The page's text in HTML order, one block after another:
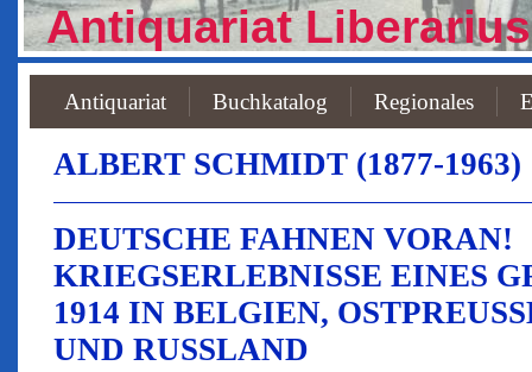
Antiquariat Liberarius
Antiquariat Buchkatalog Regionales
ALBERT SCHMIDT (1877-1963)
DEUTSCHE FAHNEN VORAN!
KRIEGSERLEBNISSE EINES
1914 IN BELGIEN,
ND RUSSLAND